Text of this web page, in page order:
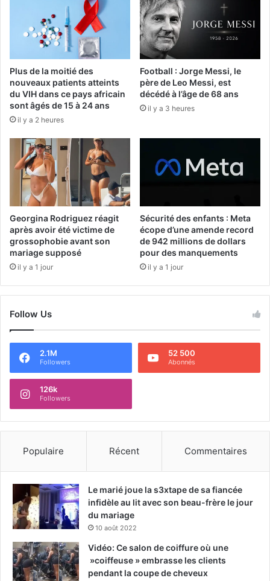
Plus de la moitié des
nouveaux patients atteints
du VIH dans ce pays africain
sont âgés de 15 à 24 ans
il y a 2 heures
Football : Jorge Messi, le
père de Leo Messi, est
décédé à l’âge de 68 ans
il y a 3 heures
Georgina Rodriguez réagit
après avoir été victime de
grossophobie avant son
mariage supposé
il y a 1 jour
Sécurité des enfants : Meta
écope d’une amende record
de 942 millions de dollars
pour des manquements
il y a 1 jour
Follow Us
2.1M
Followers
52 500
Abonnés
126k
Followers
Populaire Récent Commentaires
Le marié joue la s3xtape de sa fiancée
infidèle au lit avec son beau-frère le jour
du mariage
10 août 2022
Vidéo: Ce salon de coiffure où une
»coiffeuse » embrasse les clients
pendant la coupe de cheveux